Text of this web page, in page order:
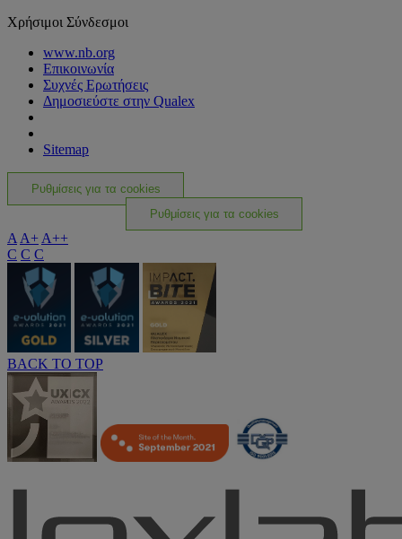
Χρήσιμοι Σύνδεσμοι
www.nb.org
Επικοινωνία
Συχνές Ερωτήσεις
Δημοσιεύστε στην Qualex
Sitemap
Ρυθμίσεις για τα cookies
Ρυθμίσεις για τα cookies
A A+ A++
C C C
BACK TO TOP